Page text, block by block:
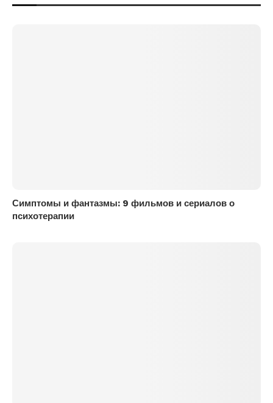
Симптомы и фантазмы: 9 фильмов и сериалов о
психотерапии